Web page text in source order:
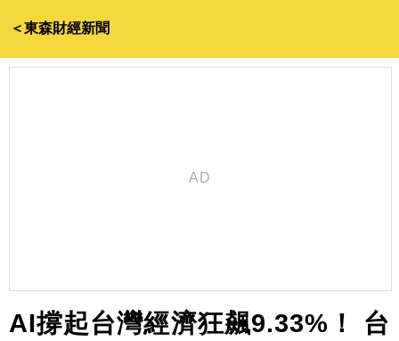
＜東森財經新聞
AI撐起台灣經濟狂飆9.33%！ 台